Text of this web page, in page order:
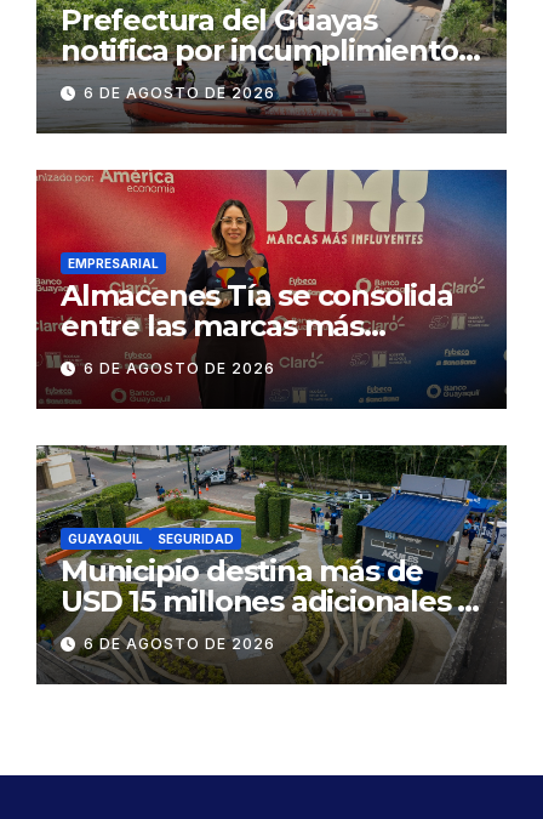
Prefectura del Guayas
notifica por incumplimiento
contractual a la
Concesionaria CONORTE y
exige celeridad en
desmontaje del puente
Gonzalo Icaza Cornejo, en
Daule
6 DE AGOSTO DE 2026
EMPRESARIAL
Almacenes Tía se consolida
entre las marcas más
influyentes del Ecuador
6 DE AGOSTO DE 2026
GUAYAQUIL SEGURIDAD
Municipio destina más de
USD 15 millones adicionales a
SEGURA EP para fortalecer la
seguridad ciudadana
6 DE AGOSTO DE 2026